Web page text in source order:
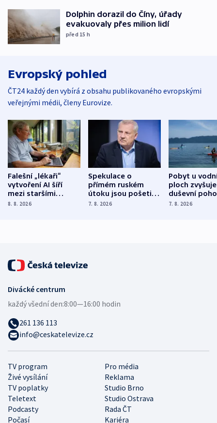
Dolphin dorazil do Číny, úřady
evakuovaly přes milion lidí
před 15 h
Evropský pohled
ČT24 každý den vybírá z obsahu publikovaného evropskými
veřejnými médii, členy Eurovize.
Falešní „lékaři“
vytvoření AI šíří
mezi staršími
Poláky nebezpečné
8. 8. 2026
Spekulace o
přímém ruském
útoku jsou pošetilé,
míní estonský
7. 8. 2026
Pobyt u
ploch zvyšuje
duševní
ukázala
7. 8. 2026
TV program
Pro média
Živé vysílání
Reklama
TV poplatky
Studio Brno
Teletext
Studio Ostrava
Podcasty
Rada ČT
Počasí
Kariéra
Divácké centrum
každý všední den:8:00—16:00 hodin
261 136 113
info@ceskatelevize.cz